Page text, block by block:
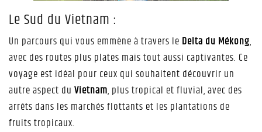
Le Sud du Vietnam :
Un parcours qui vous emmène à travers le Delta du Mékong,
avec des routes plus plates mais tout aussi captivantes. Ce
voyage est idéal pour ceux qui souhaitent découvrir un
autre aspect du Vietnam, plus tropical et fluvial, avec des
arrêts dans les marchés flottants et les plantations de
fruits tropicaux.